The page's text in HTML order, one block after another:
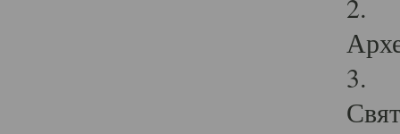
2.
3.